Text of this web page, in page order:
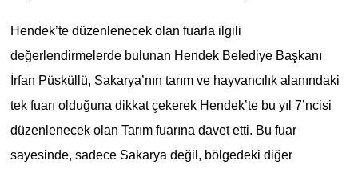
Hendek’te düzenlenecek olan fuarla ilgili
değerlendirmelerde bulunan Hendek Belediye Başkanı
İrfan Püsküllü, Sakarya’nın tarım ve hayvancılık alanındaki
tek fuarı olduğuna dikkat çekerek Hendek’te bu yıl 7’ncisi
düzenlenecek olan Tarım fuarına davet etti. Bu fuar
sayesinde, sadece Sakarya değil, bölgedeki diğer